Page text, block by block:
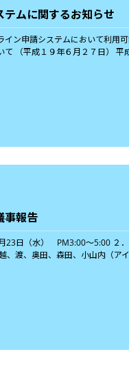
ムに関するお知らせ
イン申請システムにおいて利用
て （平成１９年６月２７日） 平
事報告
23日（水） PM3:00〜5:00
渡、奥田、森田、小山内（ア